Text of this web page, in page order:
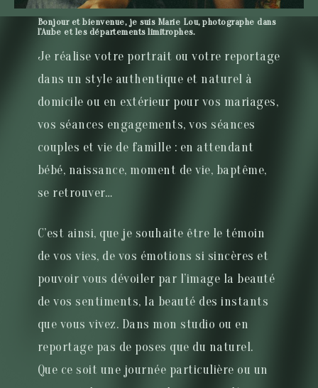
Bonjour et bienvenue, je suis Marie Lou, photographe dans
l’Aube et les départements limitrophes.
Je réalise votre portrait ou votre reportage
dans un style authentique et naturel à
domicile ou en extérieur pour vos mariages,
vos séances engagements, vos séances
couples et vie de famille : en attendant
bébé, naissance, moment de vie, baptême,
se retrouver…
C’est ainsi, que je souhaite être le témoin
de vos vies, de vos émotions si sincères et
pouvoir vous dévoiler par l’image la beauté
de vos sentiments, la beauté des instants
que vous vivez. Dans mon studio ou en
reportage pas de poses que du naturel.
Que ce soit une journée particulière ou un